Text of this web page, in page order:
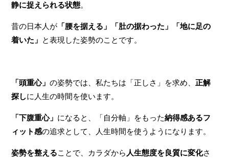
静に捉えられる状態。
昔の日本人が 「腰を据える」「肚の据わった」「地に足の
着いた」 と表現した姿勢のことです。
「頭重心」の姿勢では、私たちは「正しさ」を求め、正解
探しに人生の時間を使います。
「下腹重心」 になると、「自分軸」をもった納得感あるフ
ィット感の追求として、人生時間を使うようになります。
姿勢を整えることで、カラダから 人生態度を良質に変化さ